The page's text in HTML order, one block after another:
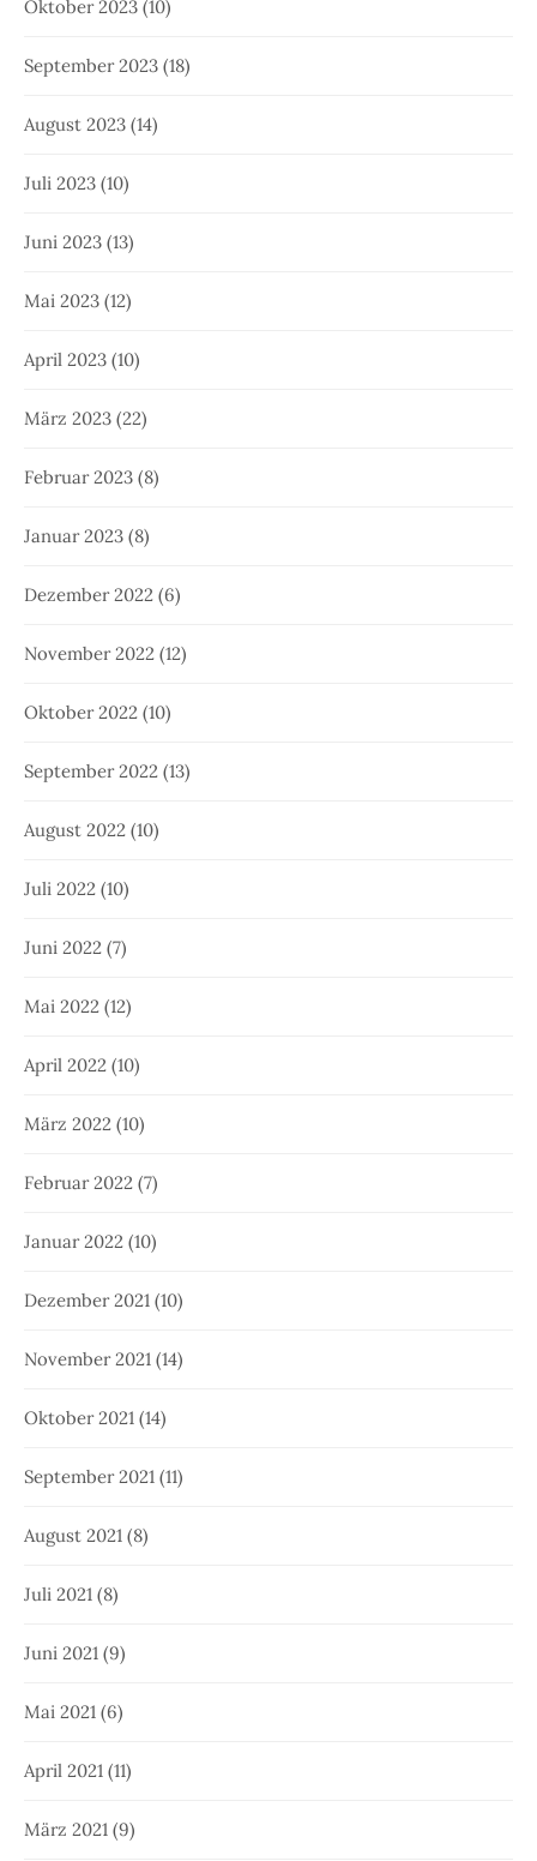
Oktober 2023 (10)
September 2023 (18)
August 2023 (14)
Juli 2023 (10)
Juni 2023 (13)
Mai 2023 (12)
April 2023 (10)
März 2023 (22)
Februar 2023 (8)
Januar 2023 (8)
Dezember 2022 (6)
November 2022 (12)
Oktober 2022 (10)
September 2022 (13)
August 2022 (10)
Juli 2022 (10)
Juni 2022 (7)
Mai 2022 (12)
April 2022 (10)
März 2022 (10)
Februar 2022 (7)
Januar 2022 (10)
Dezember 2021 (10)
November 2021 (14)
Oktober 2021 (14)
September 2021 (11)
August 2021 (8)
Juli 2021 (8)
Juni 2021 (9)
Mai 2021 (6)
April 2021 (11)
März 2021 (9)